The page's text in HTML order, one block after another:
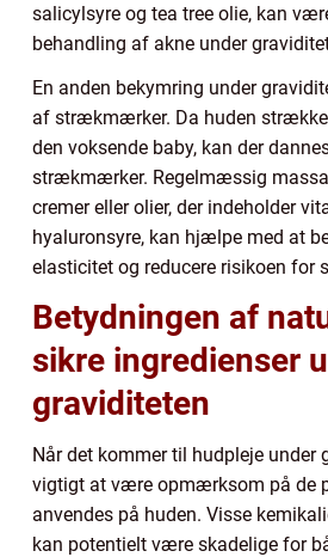
salicylsyre og tea tree olie, kan
behandling af akne under
En anden bekymring under
af strækmærker. Da huden
den voksende baby, kan der
strækmærker. Regelmæssig
cremer eller olier, der indeholder
hyaluronsyre, kan hjælpe med at
elasticitet og reducere risikoen for
Betydningen af
sikre ingredienser
graviditeten
Når det kommer til hudpleje under
vigtigt at være opmærksom på de
anvendes på huden. Visse
kan potentielt være skadelige for